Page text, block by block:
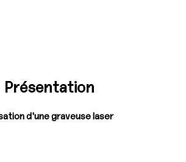
Présentation
d'une graveuse laser